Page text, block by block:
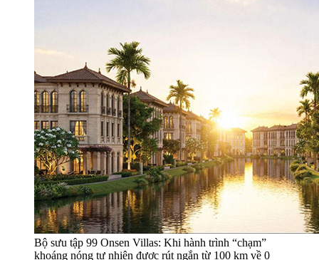
Bộ sưu tập 99 Onsen Villas: Khi hành trình “chạm”
khoáng nóng tự nhiên được rút ngắn từ 100 km về 0